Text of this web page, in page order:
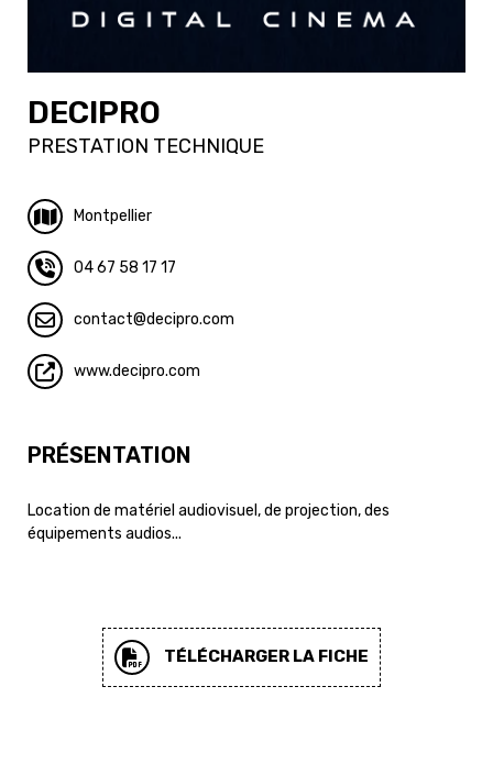
DECIPRO
PRESTATION TECHNIQUE
Montpellier
04 67 58 17 17
contact decipro.com
www.decipro.com
PRÉSENTATION
Location de matériel audiovisuel, de projection, des
équipements audios...
TÉLÉCHARGER LA FICHE